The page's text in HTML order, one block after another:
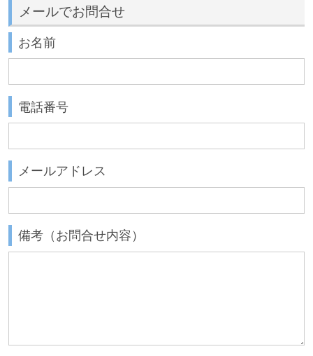
メールでお問合せ
お名前
電話番号
メールアドレス
備考（お問合せ内容）